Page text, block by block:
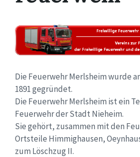
Die Feuerwehr Merlsheim wurde
1891 gegründet.
Die Feuerwehr Merlsheim ist ein
Feuerwehr der Stadt Nieheim.
Sie gehört, zusammen mit den
Ortsteile Himmighausen,
zum Löschzug II.